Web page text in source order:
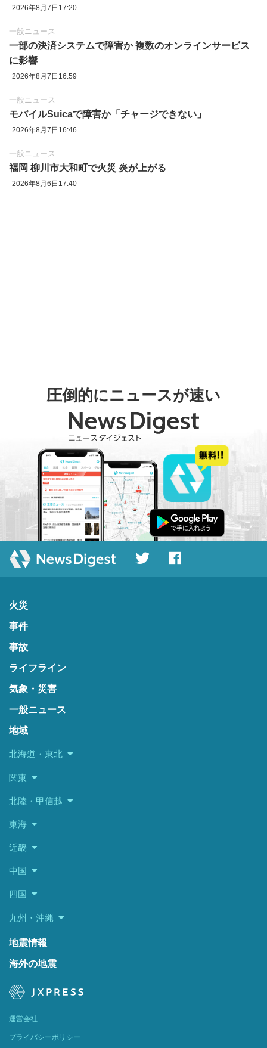
2026年8月7日17:20
一般ニュース
一部の決済システムで障害か 複数のオンラインサービス
に影響
2026年8月7日16:59
一般ニュース
モバイルSuicaで障害か「チャージできない」
2026年8月7日16:46
一般ニュース
福岡 柳川市大和町で火災 炎が上がる
2026年8月6日17:40
圧倒的にニュースが速い
火災
事件
事故
ライフライン
気象・災害
一般ニュース
地域
北海道・東北
関東
北陸・甲信越
東海
近畿
中国
四国
九州・沖縄
地震情報
海外の地震
運営会社
プライバシーポリシー